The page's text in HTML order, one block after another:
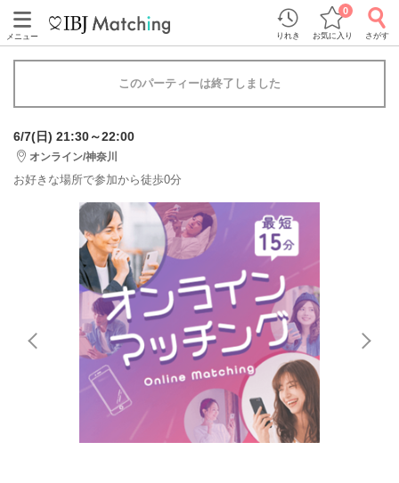
メニュー りれき お気に入り
0
さがす
このパーティーは終了しました
6/7(日) 21:30～22:00
オンライン/神奈川
お好きな場所で参加から徒歩0分